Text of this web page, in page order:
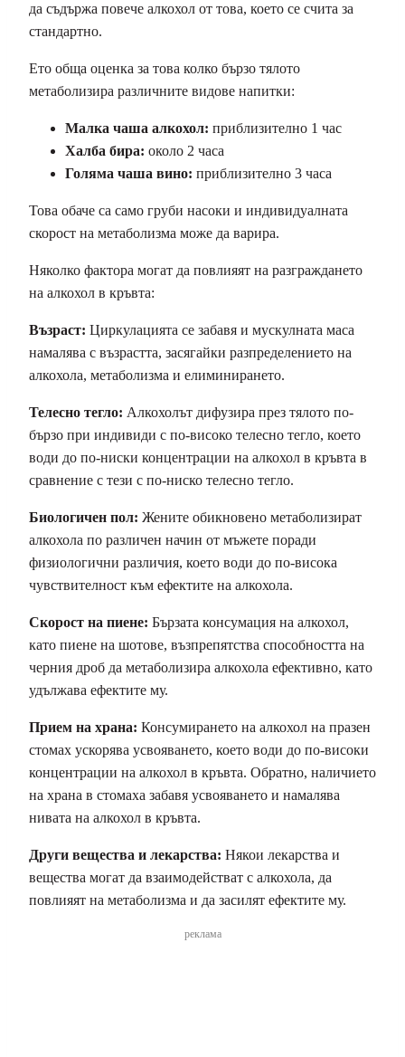
да съдържа повече алкохол от това, което се счита за
стандартно.
Ето обща оценка за това колко бързо тялото
метаболизира различните видове напитки:
Малка чаша алкохол: приблизително 1 час
Халба бира: около 2 часа
Голяма чаша вино: приблизително 3 часа
Това обаче са само груби насоки и индивидуалната
скорост на метаболизма може да варира.
Няколко фактора могат да повлияят на разграждането
на алкохол в кръвта:
Възраст: Циркулацията се забавя и мускулната маса
намалява с възрастта, засягайки разпределението на
алкохола, метаболизма и елиминирането.
Телесно тегло: Алкохолът дифузира през тялото по-
бързо при индивиди с по-високо телесно тегло, което
води до по-ниски концентрации на алкохол в кръвта в
сравнение с тези с по-ниско телесно тегло.
Биологичен пол: Жените обикновено метаболизират
алкохола по различен начин от мъжете поради
физиологични различия, което води до по-висока
чувствителност към ефектите на алкохола.
Скорост на пиене: Бързата консумация на алкохол,
като пиене на шотове, възпрепятства способността на
черния дроб да метаболизира алкохола ефективно, като
удължава ефектите му.
Прием на храна: Консумирането на алкохол на празен
стомах ускорява усвояването, което води до по-високи
концентрации на алкохол в кръвта. Обратно, наличието
на храна в стомаха забавя усвояването и намалява
нивата на алкохол в кръвта.
Други вещества и лекарства: Някои лекарства и
вещества могат да взаимодействат с алкохола, да
повлияят на метаболизма и да засилят ефектите му.
реклама